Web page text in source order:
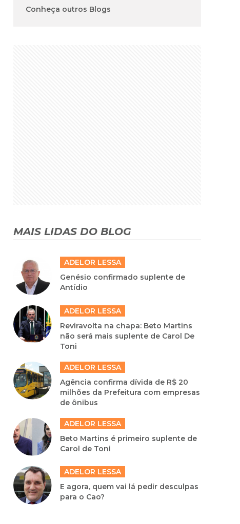
Conheça outros Blogs
MAIS LIDAS DO BLOG
ADELOR LESSA
Genésio confirmado suplente de
Antídio
ADELOR LESSA
Reviravolta na chapa: Beto Martins
não será mais suplente de Carol De
Toni
ADELOR LESSA
Agência confirma dívida de R$ 20
milhões da Prefeitura com empresas
de ônibus
ADELOR LESSA
Beto Martins é primeiro suplente de
Carol de Toni
ADELOR LESSA
E agora, quem vai lá pedir desculpas
para o Cao?